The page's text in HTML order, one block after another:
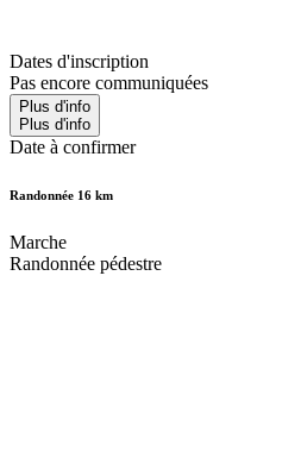
Dates d'inscription
Pas encore communiquées
Plus d'info
Plus d'info
Date à confirmer
Randonnée 16 km
Marche
Randonnée pédestre